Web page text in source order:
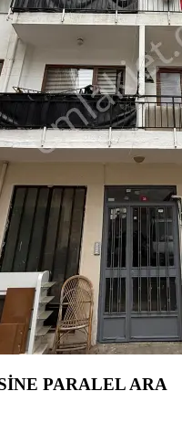
PARALEL ARA